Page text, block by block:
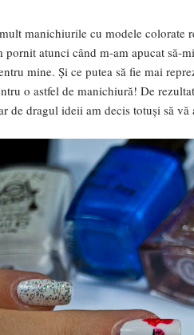
manichiurile cu modele colorate
pornit atunci când m-am apucat
mine. Și ce putea să fie mai
o astfel de manichiură! De
de dragul ideii am decis totuși să